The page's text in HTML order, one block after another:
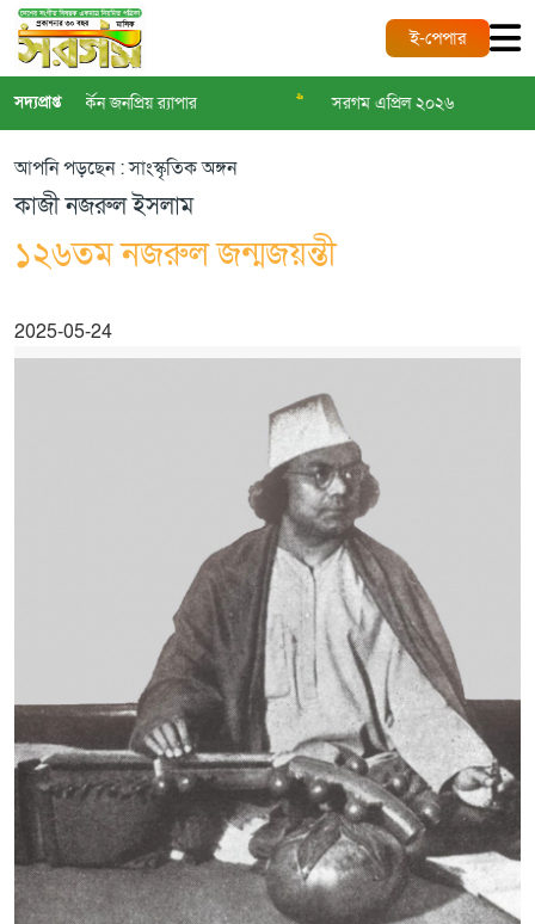
ই-পেপার
সদ্যপ্রাপ্ত
মার্কিন জনপ্রিয় র‌্যাপার সরগম এপ্রিল ২০২৬
আপনি পড়ছেন : সাংস্কৃতিক অঙ্গন
কাজী নজরুল ইসলাম
১২৬তম নজরুল জন্মজয়ন্তী
2025-05-24